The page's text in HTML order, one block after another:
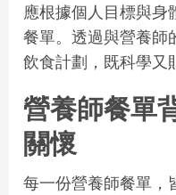
應根據個人目標與身
餐單。透過與營養師
飲食計劃，既科學又
營養師餐單
關懷
每一份營養師餐單，